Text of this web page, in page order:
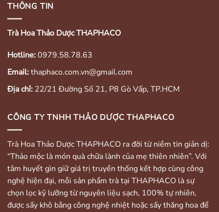
THÔNG TIN
Trà Hoa Thảo Dược THAPHACO
Hotline:0979.58.78.63
Email:thaphaco.com.vn@gmail.com
Địa chỉ: 22/21 Đường Số 21, P8 Gò Vấp, TP.HCM
CÔNG TY TNHH THẢO DƯỢC THAPHACO
Trà Hoa Thảo Dược THAPHACO ra đời từ niềm tin giản dị:
“Thảo mộc là món quà chữa lành của mẹ thiên nhiên”. Với
tâm huyết gìn giữ giá trị truyền thống kết hợp cùng công
nghệ hiện đại, mỗi sản phẩm trà tại THAPHACO là sự
chọn lọc kỹ lưỡng từ nguyên liệu sạch, 100% tự nhiên,
được sấy khô bằng công nghệ nhiệt hoặc sấy thăng hoa để